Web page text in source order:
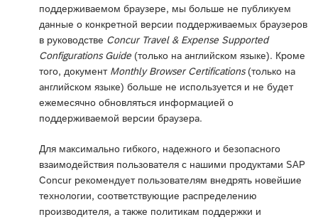
поддерживаемом браузере, мы больше не публикуем
данные о конкретной версии поддерживаемых браузеров
в руководстве Concur Travel & Expense Supported
Configurations Guide (только на английском языке). Кроме
того, документ Monthly Browser Certifications(только на
английском языке) больше не используется и не будет
ежемесячно обновляться информацией о
поддерживаемой версии браузера.
Для максимально гибкого, надежного и безопасного
взаимодействия пользователя с нашими продуктами SAP
Concur рекомендует пользователям внедрять новейшие
технологии, соответствующие распределению
производителя, а также политикам поддержки и